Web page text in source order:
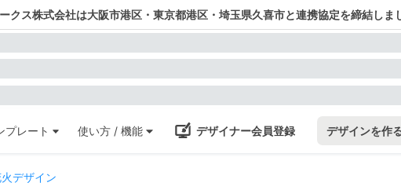
クス株式会社は大阪市港区・東京都港区・埼玉県久喜市と連携協定を締結しま
プレート 使い方 / 機能 デザイナー会員登録 デザインを作
デザイン